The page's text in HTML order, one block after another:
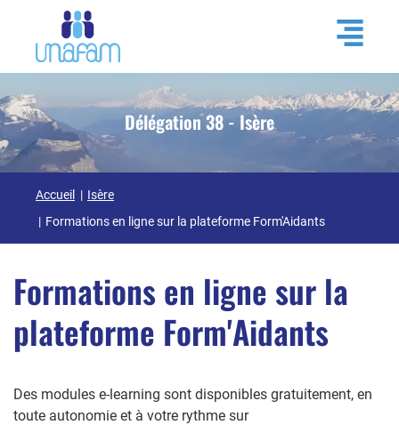
Délégation 38 - Isère
Accueil
Isère
Formations en ligne sur la plateforme Form'Aidants
Formations en ligne sur la
plateforme Form'Aidants
Des modules e-learning sont disponibles gratuitement, en
toute autonomie et à votre rythme sur